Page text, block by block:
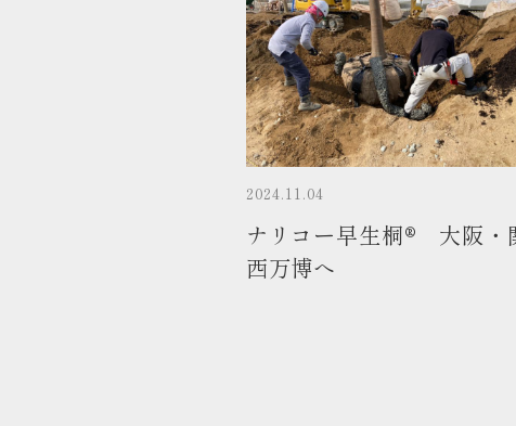
2024.11.04
ナリコー早生桐® 大阪・
西万博へ